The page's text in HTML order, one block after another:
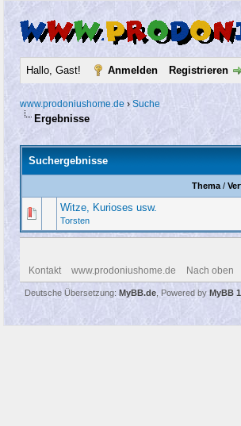
Hallo, Gast! Anmelden Registrieren
www.prodoniushome.de› Suche
Ergebnisse
Suchergebnisse
Thema /
Witze, Kurioses usw.
Torsten
Kontakt www.prodoniushome.de Nach oben
Deutsche Übersetzung: MyBB.de, Powered by MyBB